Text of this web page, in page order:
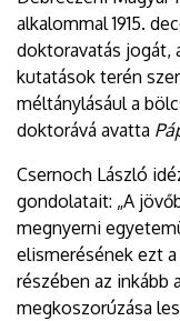
alkalommal 1915.
doktoravatás jogát,
kutatások terén
méltánylásául a
doktorává avatta
Csernoch László
gondolatait: „A
megnyerni
elismerésének ezt
részében az inkább
megkoszorúzása